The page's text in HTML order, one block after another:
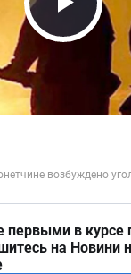
Play
первыми в курсе
на Новини